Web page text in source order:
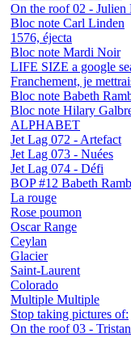
On the roof 02 - Julien
Bloc note Carl Linden
1576, éjecta
Bloc note Mardi Noir
LIFE SIZE a google
Franchement, je
Bloc note Babeth
Bloc note Hilary
ALPHABET
Jet Lag 072 - Artefact
Jet Lag 073 - Nuées
Jet Lag 074 - Défi
BOP #12 Babeth
La rouge
Rose poumon
Oscar Range
Ceylan
Glacier
Saint-Laurent
Colorado
Multiple Multiple
Stop taking pictures of:
On the roof 03 -